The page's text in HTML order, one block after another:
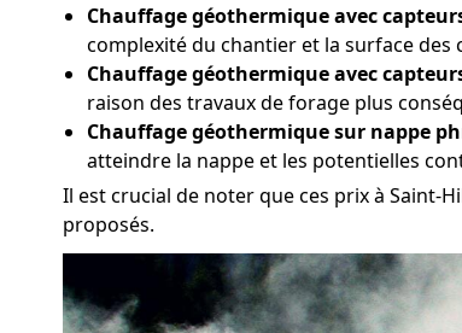
Chauffage géothermique avec
complexité du chantier et la surface des
Chauffage géothermique avec
raison des travaux de forage plus
Chauffage géothermique sur nappe
atteindre la nappe et les potentielles
Il est crucial de noter que ces prix à Saint-
proposés.